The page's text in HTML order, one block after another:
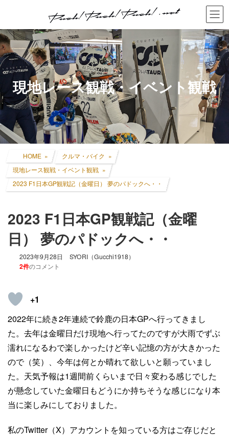
ン
ツ
へ
ス
ッ
プ
ー
シ
ョ
ン
移
動
現地レース観戦・イベント観戦
HOME
クルマ・バイク
現地レース観戦・イベント観戦
2023 F1日本GP観戦記（金曜日） 夢のパドックへ・・
2023 F1日本GP観戦記（金曜
日） 夢のパドックへ・・
2023年9月28日 SYORI（Gucchi1918）
2件のコメント
+1
2022年に続き2年連続で鈴鹿の日本GPへ行ってきまし
た。去年は金曜日だけ現地へ行ってたのですが大雨でずぶ
濡れになるわで楽しかったけど辛い記憶の方が大きかった
ので（笑）、今年は何とか晴れて欲しいと願っていまし
た。天気予報は1週間前くらいまで日々変わる感じでした
が懸念していた金曜日もどうにか持ちそうな感じになり本
当に楽しみにしておりました。
私のTwitter（X）アカウントを知っている方はご存じだと